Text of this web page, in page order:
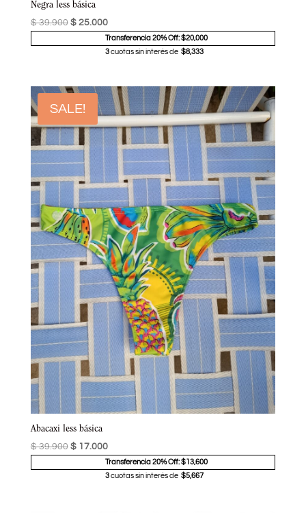
Negra less básica
$39.900 $25.000
Transferencia 20% Off: $20,000
3cuotas sin interés de $8,333
SALE!
Abacaxi less básica
$39.900 $17.000
Transferencia 20% Off: $13,600
3cuotas sin interés de $5,667